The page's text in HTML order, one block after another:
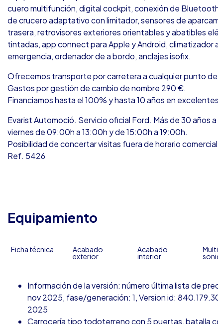
cuero multifunción, digital cockpit, conexión de
de crucero adaptativo con limitador, sensores de
trasera, retrovisores exteriores orientables y abatibles
tintadas, app connect para Apple y Android,
emergencia, ordenador de a bordo, anclajes isofix.
Ofrecemos transporte por carretera a cualquier punto
Gastos por gestión de cambio de nombre 290 €.
Financiamos hasta el 100% y hasta 10 años en
Evarist Automoció. Servicio oficial Ford. Más de 30 años
viernes de 09:00h a 13:00h y de 15:00h a 19:00h.
Posibilidad de concertar visitas fuera de horario
Ref. 5426
Equipamiento
Ficha técnica
Información de la versión: número última lista de
nov 2025, fase/generación: 1, Version id:
2025
Carrocería tipo todoterreno con 5 puertas, batalla
Acabado
exterior
Acabado
interior